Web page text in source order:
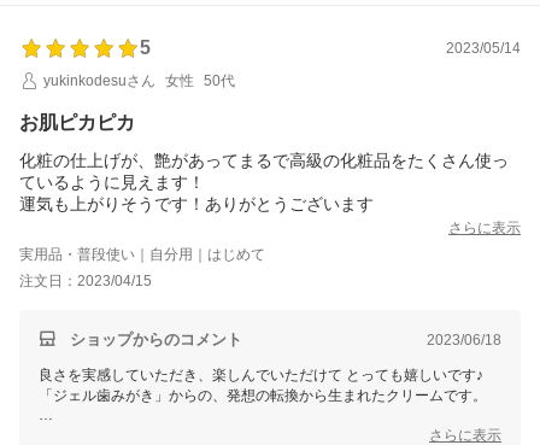
オーロラひとりさんカフェ
代表 高津きみ花
5
2023/05/14
yukinkodesuさん
女性 50代
お肌ピカピカ
化粧の仕上げが、艶があってまるで高級の化粧品をたくさん使っ
ているように見えます！
運気も上がりそうです！ありがとうございます
さらに表示
実用品・普段使い｜自分用｜はじめて
注文日：2023/04/15
ショップからのコメント 2023/06/18
良さを実感していただき、楽しんでいただけて とっても嬉しいです♪
「ジェル歯みがき」からの、発想の転換から生まれたクリームです。
塗り方ひとつで感じ方や効果が変わりますので、何でも お気軽にご連
さらに表示